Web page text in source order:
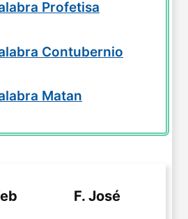
Profetisa
Contubernio
Matan
F. José